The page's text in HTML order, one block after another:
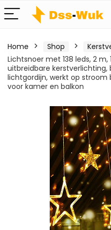
Home Shop
Lichtsnoer met 138 leds, 2 m,
uitbreidbare kerstverlichting,
lichtgordijn, werkt op
voor kamer en balkon